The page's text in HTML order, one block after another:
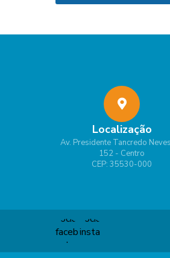
Localização
Av. Presidente Tancredo
152 - Centro
CEP: 35530-000